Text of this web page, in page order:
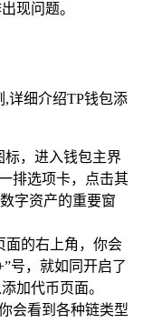
现问题。
详细介绍TP钱包添
标，进入钱包主界
排选项卡，点击其
字资产的重要窗
面的右上角，你会
号，就如同开启了
加代币页面。
会看到各种链类型